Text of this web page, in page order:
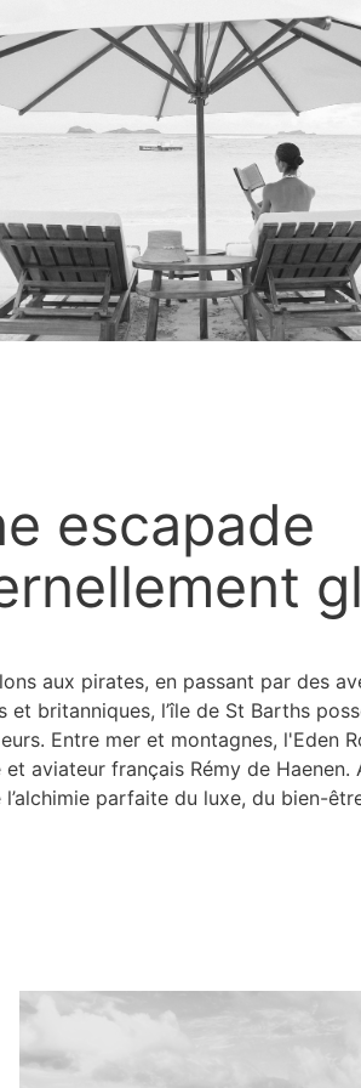
escapade
aux pirates, en passant par des
et britanniques, l’île de St Barths
Entre mer et montagnes, l'Eden
et aviateur français Rémy de Haenen.
l’alchimie parfaite du luxe, du bien-